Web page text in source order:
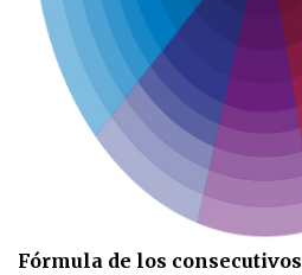
Fórmula de los consecutivos